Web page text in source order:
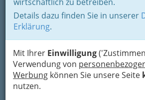
Details dazu finden Sie in unserer
Erklärung.
Mit Ihrer Einwilligung
Verwendung von
Werbung können Sie unsere Seite
nutzen.
Türenhandel
Eine Tür (von altgriech.
θύρα thýra „Tür“,
neugriech. „große
Türen“), vor allem
mitteldeutsch Türe,